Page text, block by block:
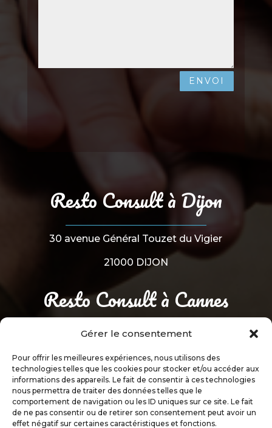
Gérer le consentement
Pour offrir les meilleures expériences, nous utilisons des
technologies telles que les cookies pour stocker et/ou accéder aux
informations des appareils. Le fait de consentir à ces technologies
nous permettra de traiter des données telles que le
comportement de navigation ou les ID uniques sur ce site. Le fait
de ne pas consentir ou de retirer son consentement peut avoir un
effet négatif sur certaines caractéristiques et fonctions.
ENVOI
Resto Consult à Dijon
30 avenue Général Touzet du Vigier
21000 DIJON
Resto Consult à Cannes
33 avenue Amiral Wester Wemyss
06150 CANNES
TABLEAU DE BORD